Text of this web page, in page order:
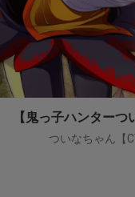
ついなちゃん【